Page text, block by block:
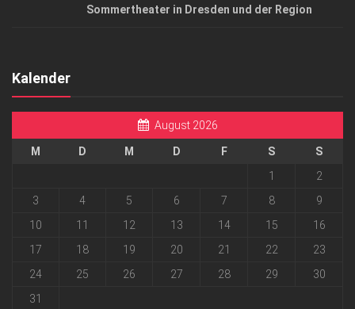
Sommertheater in Dresden und der Region
Kalender
August 2026
M D M D F S
S
1
2
3
4 5 6 7 8
9
10
11 12 13 14 15
16
17
18 19 20 21 22
23
24
25 26 27 28 29
30
31